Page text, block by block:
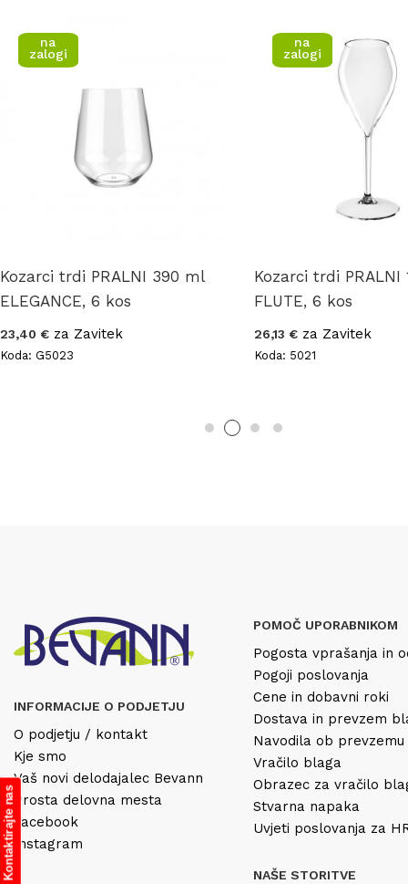
na
zalogi
Kozarci trdi PRALNI 390 ml
ELEGANCE, 6 kos
23,40 € za Zavitek
Koda: G5023
na
zalogi
Kozarci trdi PRALNI
FLUTE, 6 kos
26,13 € za Zavitek
Koda: 5021
INFORMACIJE O PODJETJU
O podjetju / kontakt
Kje smo
Vaš novi delodajalec Bevann
Prosta delovna mesta
Facebook
Instagram
POMOČ UPORABNIKOM
Pogosta vprašanja in
Pogoji poslovanja
Cene in dobavni roki
Dostava in prevzem
Navodila ob
Vračilo blaga
Obrazec za vračilo
Stvarna napaka
Uvjeti poslovanja za
NAŠE STORITVE
Kontaktirajte nas